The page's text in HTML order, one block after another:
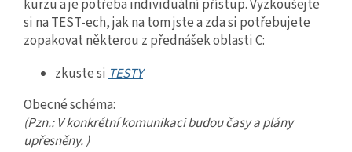
kurzu a je potřeba individuální přístup. Vyzkoušejte
si na TEST-ech, jak na tom jste a zda si potřebujete
zopakovat některou z přednášek oblasti C:
zkuste si TESTY
Obecné schéma:
(Pzn.: V konkrétní komunikaci budou časy a plány
upřesněny. )